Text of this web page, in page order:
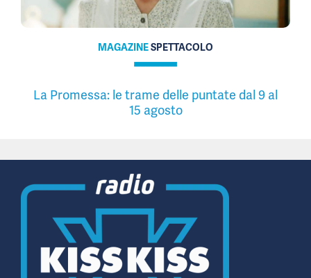
MAGAZINESPETTACOLO
La Promessa: le trame delle puntate dal 9 al
15 agosto